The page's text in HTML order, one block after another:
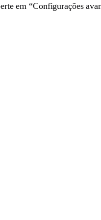
em “Configurações